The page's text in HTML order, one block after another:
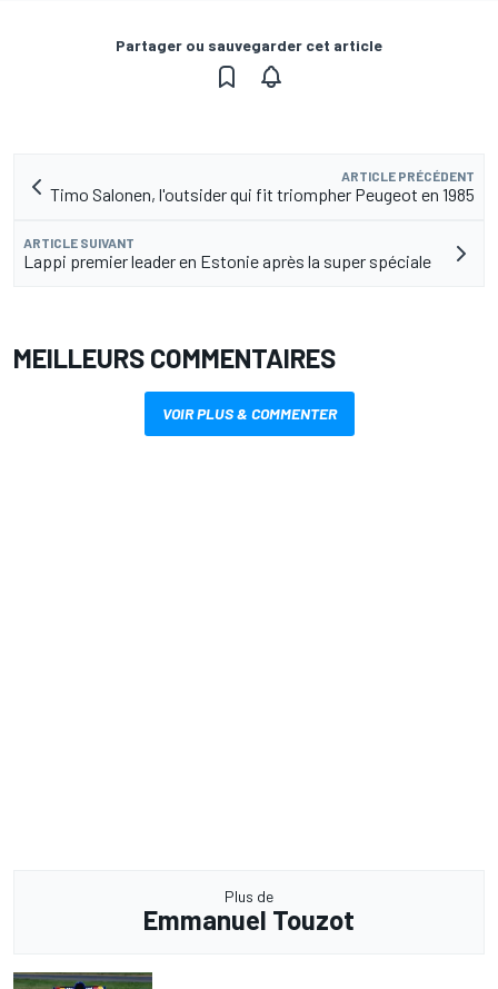
Partager ou sauvegarder cet article
ARTICLE PRÉCÉDENT
Timo Salonen, l'outsider qui fit triompher Peugeot en 1985
ARTICLE SUIVANT
Lappi premier leader en Estonie après la super spéciale
MEILLEURS COMMENTAIRES
VOIR PLUS & COMMENTER
Plus de
Emmanuel Touzot